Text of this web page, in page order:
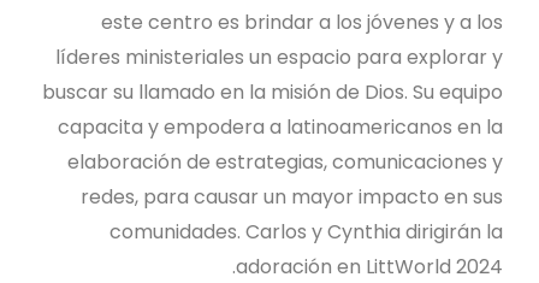
este centro es brindar a los jóvenes y a los
líderes ministeriales un espacio para explorar y
buscar su llamado en la misión de Dios. Su equipo
capacita y empodera a latinoamericanos en la
elaboración de estrategias, comunicaciones y
redes, para causar un mayor impacto en sus
comunidades. Carlos y Cynthia dirigirán la
adoración en LittWorld 2024.